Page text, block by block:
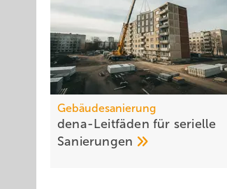
Gebäudesanierung
dena-Leitfäden für serielle
Sanierungen